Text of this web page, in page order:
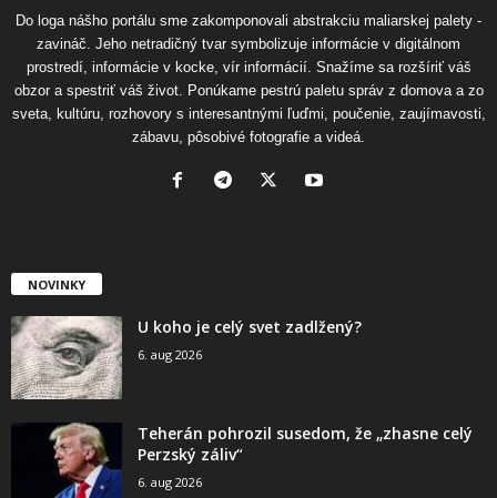
Do loga nášho portálu sme zakomponovali abstrakciu maliarskej palety -
zavináč. Jeho netradičný tvar symbolizuje informácie v digitálnom
prostredí, informácie v kocke, vír informácií. Snažíme sa rozšíriť váš
obzor a spestriť váš život. Ponúkame pestrú paletu správ z domova a zo
sveta, kultúru, rozhovory s interesantnými ľuďmi, poučenie, zaujímavosti,
zábavu, pôsobivé fotografie a videá.
NOVINKY
U koho je celý svet zadlžený?
6. aug 2026
Teherán pohrozil susedom, že „zhasne celý
Perzský záliv“
6. aug 2026